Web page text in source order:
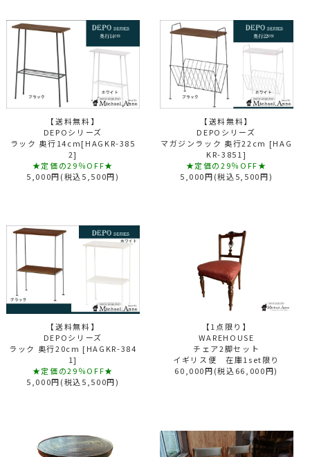
【送料無料】
DEPOシリーズ
ラック 奥行14cm[HAGKR-385
2]
★定価の29％OFF★
5,000円(税込5,500円)
【送料無料】
DEPOシリーズ
マガジンラック 奥行22cm [HAG
KR-3851]
★定価の29％OFF★
5,000円(税込5,500円)
【送料無料】
DEPOシリーズ
ラック 奥行20cm [HAGKR-384
1]
★定価の29％OFF★
5,000円(税込5,500円)
【1点限り】
WAREHOUSE
チェア2脚セット
イギリス便 在庫1set限り
60,000円(税込66,000円)